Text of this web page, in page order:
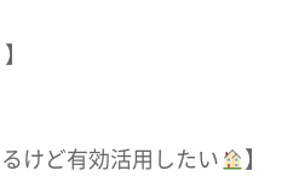
】
けど有効活用したい 】